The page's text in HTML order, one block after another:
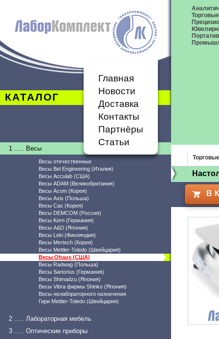
КАТАЛОГ
Главная
Новости
Доставка
Контакты
Партнёры
Статьи
1 ..... Весы
Весы отечественные
Весы Bel Engineering (Италия)
Весы Acculab (США)
Весы ADAM (Великобритания)
Весы Acom (Корея)
Весы Axis (Польша)
Весы Cas (Корея)
Весы DEMCOM (Россия)
Весы Kern (Германия)
Весы A&D (Япония)
Весы Leki (Финляндия)
Весы Mertech (Корея)
Весы Mettler-Toledo (Швейцария)
Весы Ohaus (США)
Весы Radwag (Польша)
Весы Sartorius (Германия)
Весы Shimadzu (Япония)
Весы Vibra фирмы Shinko (Япония)
Весы нелабораторного назначения
Гири Mettler-Toledo (Швейцария)
2 ..... Лабораторная мебель
3 ..... Оптические приборы
В